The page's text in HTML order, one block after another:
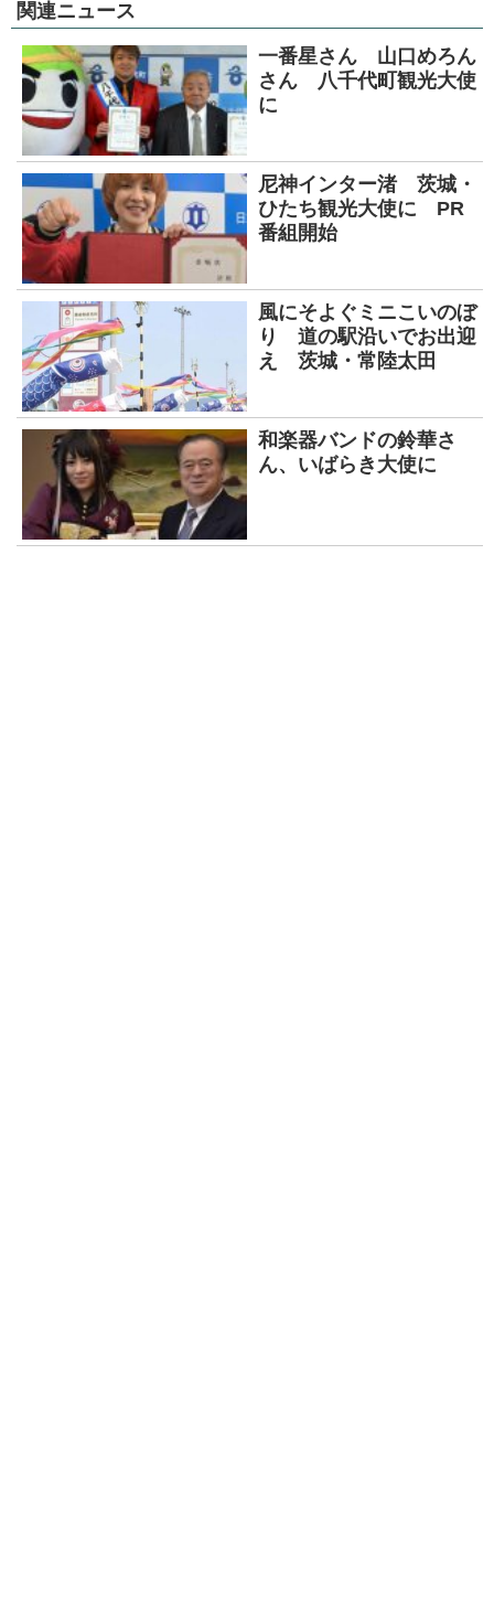
関連ニュース
一番星さん 山口めろん
さん 八千代町観光大使
に
尼神インター渚 茨城・
ひたち観光大使に PR
番組開始
風にそよぐミニこいのぼ
り 道の駅沿いでお出迎
え 茨城・常陸太田
和楽器バンドの鈴華さ
ん、いばらき大使に